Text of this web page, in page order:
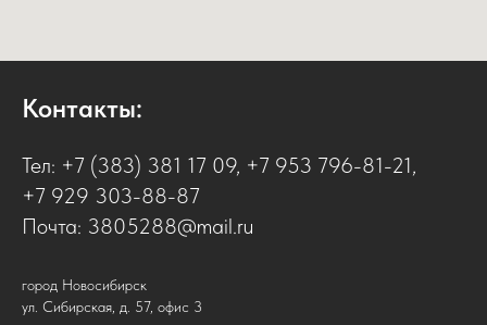
Контакты:
Тел: +7 (383) 381 17 09, +7 953 796-81-21,
+7 929 303-88-87
Почта: 3805288@mail.ru
город Новосибирск
ул. Сибирская, д. 57, офис 3